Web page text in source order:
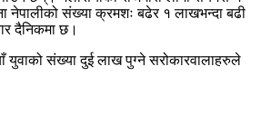
नेपालीको संख्या क्रमशः बढेर १ लाखभन्दा बढी
दैनिकमा छ।
संख्या दुई लाख पुग्ने सरोकारवालाहरुले